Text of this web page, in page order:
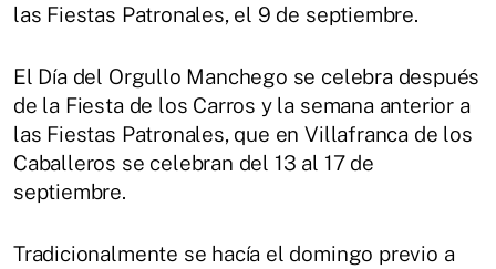
las Fiestas Patronales, el 9 de septiembre.
El Día del Orgullo Manchego se celebra después
de la Fiesta de los Carros y la semana anterior a
las Fiestas Patronales, que en Villafranca de los
Caballeros se celebran del 13 al 17 de
septiembre.
Tradicionalmente se hacía el domingo previo a